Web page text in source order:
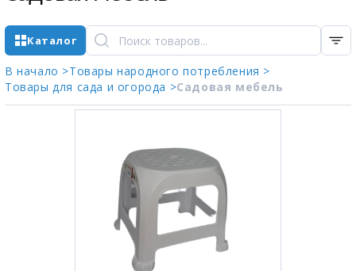
Каталог
В начало >Товары народного потребления >
Товары для сада и огорода >Садовая мебель